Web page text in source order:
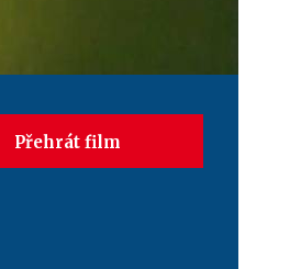
Přehrát film